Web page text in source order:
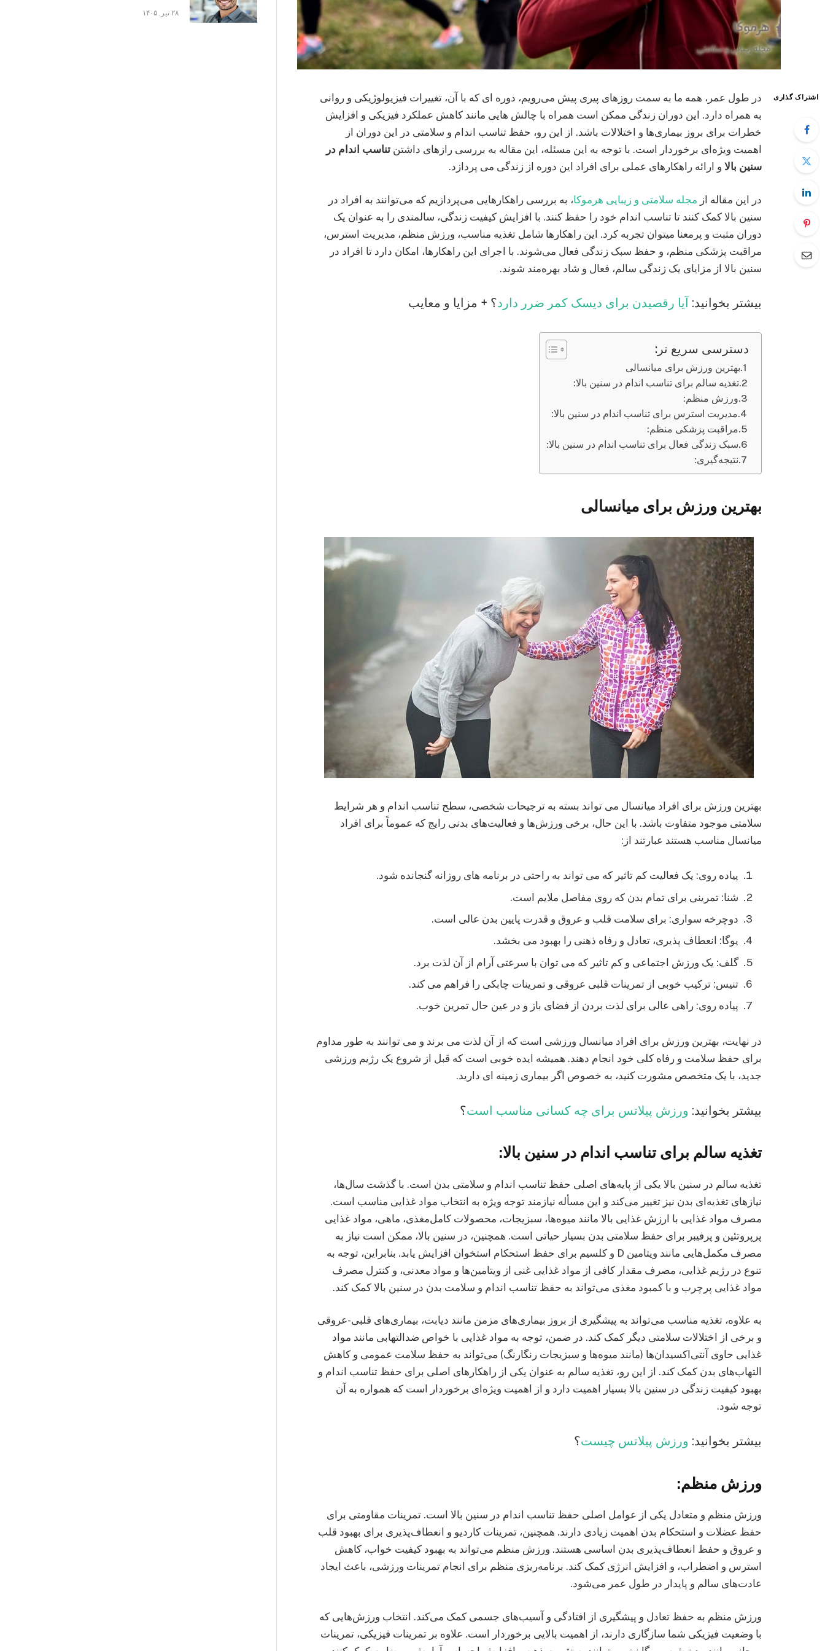
اشتراک گذاری
در طول عمر، همه ما به سمت روزهای پیری پیش می‌رویم، دوره‌ ای که با آن، تغییرات فیزیولوژیکی و روانی
به همراه دارد. این دوران زندگی ممکن است همراه با چالش‌ هایی مانند کاهش عملکرد فیزیکی و افزایش
خطرات برای بروز بیماری‌ها و اختلالات باشد. از این رو، حفظ تناسب اندام و سلامتی در این دوران از
اهمیت ویژه‌ای برخوردار است. با توجه به این مسئله، این مقاله به بررسی رازهای داشتن تناسب اندام در
سنین بالا و ارائه راهکارهای عملی برای افراد این دوره از زندگی می‌ پردازد.
در این مقاله از مجله سلامتی و زیبایی هرموکا، به بررسی راهکارهایی می‌پردازیم که می‌توانند به افراد در
سنین بالا کمک کنند تا تناسب اندام خود را حفظ کنند. با افزایش کیفیت زندگی، سالمندی را به عنوان یک
دوران مثبت و پرمعنا میتوان تجربه کرد. این راهکارها شامل تغذیه مناسب، ورزش منظم، مدیریت استرس،
مراقبت پزشکی منظم، و حفظ سبک زندگی فعال می‌شوند. با اجرای این راهکارها، امکان دارد تا افراد در
سنین بالا از مزایای یک زندگی سالم، فعال و شاد بهره‌مند شوند.
بیشتر بخوانید: آیا رقصیدن برای دیسک کمر ضرر دارد؟ + مزایا و معایب
دسترسی سریع تر:
بهترین ورزش برای میانسالی
تغذیه سالم برای تناسب اندام در سنین بالا:
ورزش منظم:
مدیریت استرس برای تناسب اندام در سنین بالا:
مراقبت پزشکی منظم:
سبک زندگی فعال برای تناسب اندام در سنین بالا:
نتیجه‌گیری:
بهترین ورزش برای میانسالی
بهترین ورزش برای افراد میانسال می تواند بسته به ترجیحات شخصی، سطح تناسب اندام و هر شرایط
سلامتی موجود متفاوت باشد. با این حال، برخی ورزش‌ها و فعالیت‌های بدنی رایج که عموماً برای افراد
میانسال مناسب هستند عبارتند از:
پیاده روی: یک فعالیت کم تاثیر که می تواند به راحتی در برنامه های روزانه گنجانده شود.
شنا: تمرینی برای تمام بدن که روی مفاصل ملایم است.
دوچرخه سواری: برای سلامت قلب و عروق و قدرت پایین بدن عالی است.
یوگا: انعطاف پذیری، تعادل و رفاه ذهنی را بهبود می بخشد.
گلف: یک ورزش اجتماعی و کم تاثیر که می توان با سرعتی آرام از آن لذت برد.
تنیس: ترکیب خوبی از تمرینات قلبی عروقی و تمرینات چابکی را فراهم می کند.
پیاده روی: راهی عالی برای لذت بردن از فضای باز و در عین حال تمرین خوب.
در نهایت، بهترین ورزش برای افراد میانسال ورزشی است که از آن لذت می برند و می توانند به طور مداوم
برای حفظ سلامت و رفاه کلی خود انجام دهند. همیشه ایده خوبی است که قبل از شروع یک رژیم ورزشی
جدید، با یک متخصص مشورت کنید، به خصوص اگر بیماری زمینه ای دارید.
بیشتر بخوانید: ورزش پیلاتس برای چه کسانی مناسب است؟
تغذیه سالم برای تناسب اندام در سنین بالا:
تغذیه سالم در سنین بالا یکی از پایه‌های اصلی حفظ تناسب اندام و سلامتی بدن است. با گذشت سال‌ها،
نیازهای تغذیه‌ای بدن نیز تغییر می‌کند و این مسأله نیازمند توجه ویژه به انتخاب مواد غذایی مناسب است.
مصرف مواد غذایی با ارزش غذایی بالا مانند میوه‌ها، سبزیجات، محصولات کامل‌مغذی، ماهی، مواد غذایی
پرپروتئین و پرفیبر برای حفظ سلامتی بدن بسیار حیاتی است. همچنین، در سنین بالا، ممکن است نیاز به
مصرف مکمل‌هایی مانند ویتامین D و کلسیم برای حفظ استحکام استخوان افزایش یابد. بنابراین، توجه به
تنوع در رژیم غذایی، مصرف مقدار کافی از مواد غذایی غنی از ویتامین‌ها و مواد معدنی، و کنترل مصرف
مواد غذایی پرچرب و با کمبود مغذی می‌تواند به حفظ تناسب اندام و سلامت بدن در سنین بالا کمک کند.
به علاوه، تغذیه مناسب می‌تواند به پیشگیری از بروز بیماری‌های مزمن مانند دیابت، بیماری‌های قلبی-عروقی
و برخی از اختلالات سلامتی دیگر کمک کند. در ضمن، توجه به مواد غذایی با خواص ضدالتهابی مانند مواد
غذایی حاوی آنتی‌اکسیدان‌ها (مانند میوه‌ها و سبزیجات رنگارنگ) می‌تواند به حفظ سلامت عمومی و کاهش
التهاب‌های بدن کمک کند. از این رو، تغذیه سالم به عنوان یکی از راهکارهای اصلی برای حفظ تناسب اندام و
بهبود کیفیت زندگی در سنین بالا بسیار اهمیت دارد و از اهمیت ویژه‌ای برخوردار است که همواره به آن
توجه شود.
بیشتر بخوانید: ورزش پیلاتس چیست؟
ورزش منظم:
ورزش منظم و متعادل یکی از عوامل اصلی حفظ تناسب اندام در سنین بالا است. تمرینات مقاومتی برای
حفظ عضلات و استحکام بدن اهمیت زیادی دارند. همچنین، تمرینات کاردیو و انعطاف‌پذیری برای بهبود قلب
و عروق و حفظ انعطاف‌پذیری بدن اساسی هستند. ورزش منظم می‌تواند به بهبود کیفیت خواب، کاهش
استرس و اضطراب، و افزایش انرژی کمک کند. برنامه‌ریزی منظم برای انجام تمرینات ورزشی، باعث ایجاد
عادت‌های سالم و پایدار در طول عمر می‌شود.
ورزش منظم به حفظ تعادل و پیشگیری از افتادگی و آسیب‌های جسمی کمک می‌کند. انتخاب ورزش‌هایی که
با وضعیت فیزیکی شما سازگاری دارند، از اهمیت بالایی برخوردار است. علاوه بر تمرینات فیزیکی، تمرینات
۲۸ تیر, ۱۴۰۵